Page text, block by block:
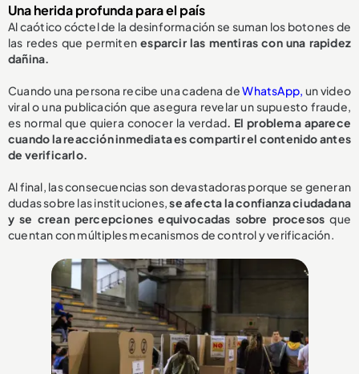
Una herida profunda para el país
Al caótico cóctel de la desinformación se suman los botones de
las redes que permitenesparcir las mentiras con una rapidez
dañina.
Cuando una persona recibe una cadena deWhatsApp, un video
viral o una publicación que asegura revelar un supuesto fraude,
es normal que quiera conocer la verdad. El problema aparece
cuando la reacción inmediata es compartir el contenido antes
de verificarlo.
Al final, las consecuencias son devastadoras porque se generan
dudas sobre las instituciones,se afecta la confianza ciudadana
y se crean percepciones equivocadas sobre procesos que
cuentan con múltiples mecanismos de control y verificación.